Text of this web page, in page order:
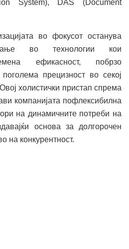
System), DAS (Document
во фокусот останува
во технологии кои
ефикасност, побрзо
прецизност во секој
холистички пристап спрема
компанијата пофлексибилна
на динамичните потреби на
основа за долгорочен
на конкурентност.